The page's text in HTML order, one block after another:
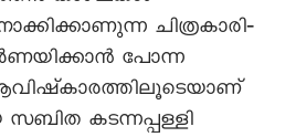
ചിത്രകാരി‐
പോന്ന
കടന്നപ്പള്ളി